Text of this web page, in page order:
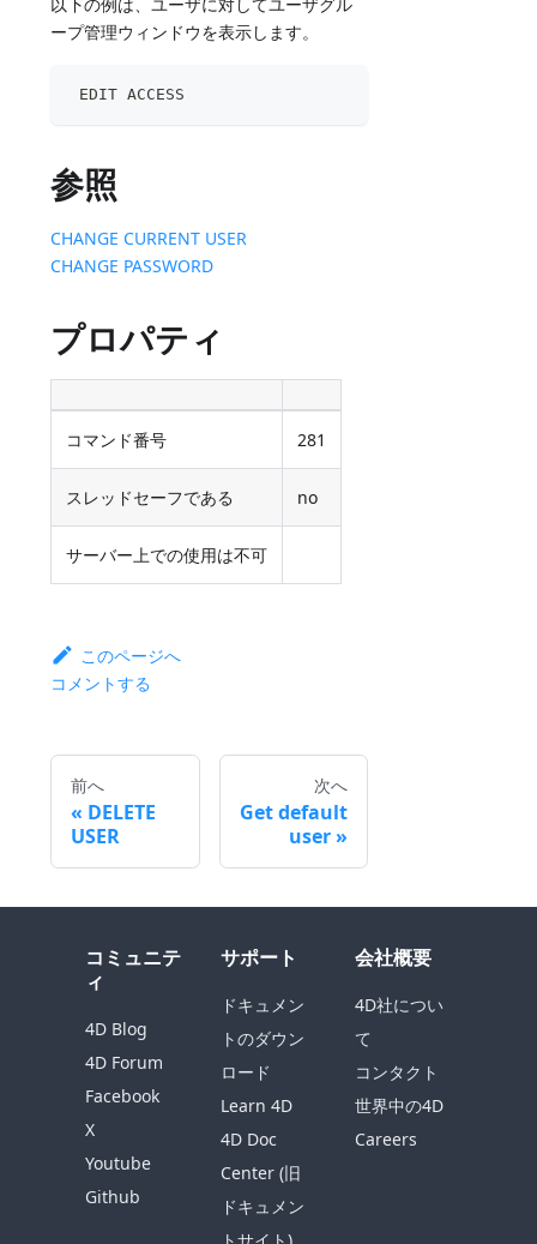
ープ管理ウィンドウを表示します。
EDIT ACCESS
参照
CHANGE CURRENT USER
CHANGE PASSWORD
プロパティ
コマンド番号 281
スレッドセーフである no
サーバー上での使用は不可
このページへ
コメントする
前へ
DELETE
USER
次へ
Get default
user
コミュニテ
ィ
4D Blog
4D Forum
Facebook
X
Youtube
Github
サポート
ドキュメン
トのダウン
ロード
Learn 4D
4D Doc
Center (旧
ドキュメン
会社概要
4D社につい
て
コンタクト
世界中の4D
Careers